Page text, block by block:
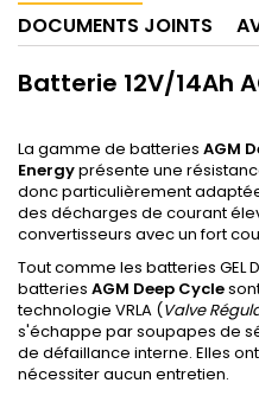
DOCUMENTS JOINTS
Batterie 12V/14Ah
La gamme de batteries AGM
Energyprésente une
donc particulièrement
des décharges de courant
convertisseurs avec un fort
Tout comme les batteries GEL
batteries AGM Deep Cycle
technologie VRLA (Valve
s'échappe par soupapes de
de défaillance interne. Elles
nécessiter aucun entretien.